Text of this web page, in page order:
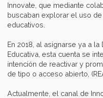
Innovate, que mediante
buscaban explorar el uso
educativos.
En 2018, al asignarse ya a
Educativa, esta cuenta se
intención de reactivar y
de tipo o acceso abierto,
Actualmente, el canal de